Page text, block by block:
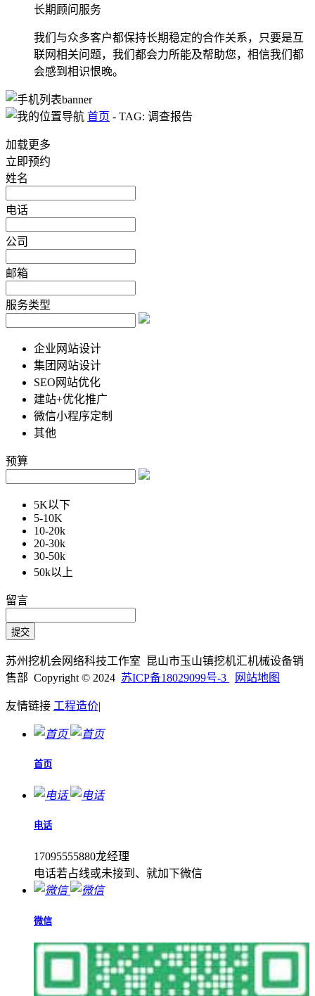
长期顾问服务
我们与众多客户都保持长期稳定的合作关系，只要是互
联网相关问题，我们都会力所能及帮助您，相信我们都
会感到相识恨晚。
首页 - TAG: 调查报告
加载更多
立即预约
姓名
电话
公司
邮箱
服务类型
企业网站设计
集团网站设计
SEO网站优化
建站+优化推广
微信小程序定制
其他
预算
5K以下
5-10K
10-20k
20-30k
30-50k
50k以上
留言
苏州挖机会网络科技工作室 昆山市玉山镇挖机汇机械设备销
售部 Copyright © 2024 苏ICP备18029099号-3 网站地图
友情链接 工程造价|
首页
电话
17095555880龙经理
电话若占线或未接到、就加下微信
微信